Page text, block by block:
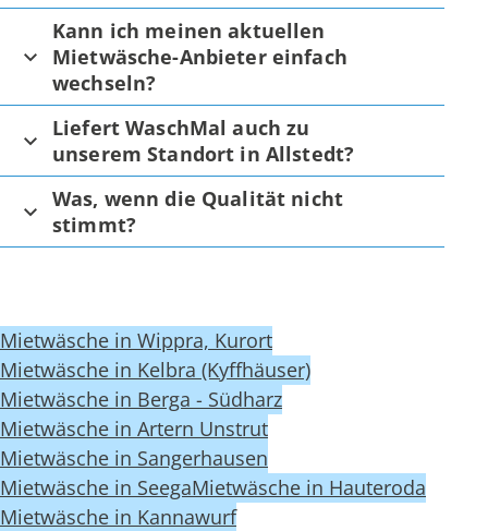
Kann ich meinen aktuellen
Mietwäsche-Anbieter einfach
wechseln?
Liefert WaschMal auch zu
unserem Standort in Allstedt?
Was, wenn die Qualität nicht
stimmt?
Mietwäsche in Wippra, Kurort
Mietwäsche in Kelbra (Kyffhäuser)
Mietwäsche in Berga - Südharz
Mietwäsche in Artern Unstrut
Mietwäsche in Sangerhausen
Mietwäsche in SeegaMietwäsche in Hauteroda
Mietwäsche in Kannawurf